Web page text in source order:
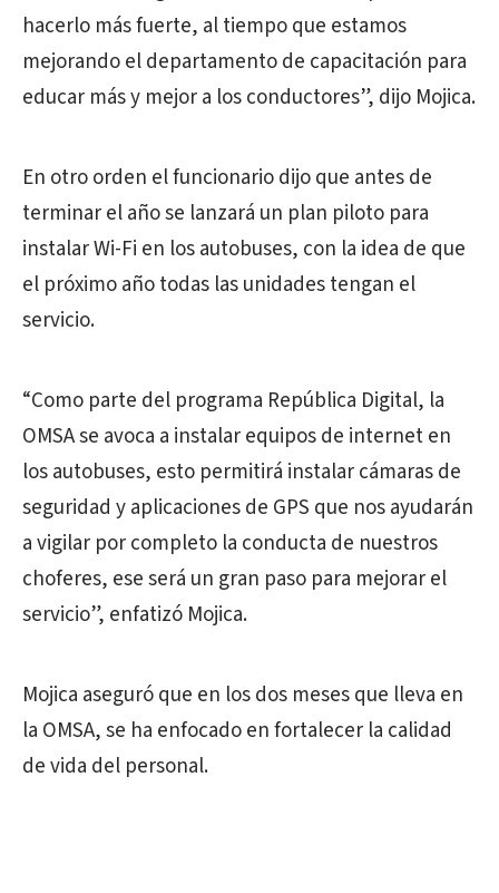
hacerlo más fuerte, al tiempo que estamos
mejorando el departamento de capacitación para
educar más y mejor a los conductores”, dijo Mojica.
En otro orden el funcionario dijo que antes de
terminar el año se lanzará un plan piloto para
instalar Wi-Fi en los autobuses, con la idea de que
el próximo año todas las unidades tengan el
servicio.
“Como parte del programa República Digital, la
OMSA se avoca a instalar equipos de internet en
los autobuses, esto permitirá instalar cámaras de
seguridad y aplicaciones de GPS que nos ayudarán
a vigilar por completo la conducta de nuestros
choferes, ese será un gran paso para mejorar el
servicio”, enfatizó Mojica.
Mojica aseguró que en los dos meses que lleva en
la OMSA, se ha enfocado en fortalecer la calidad
de vida del personal.